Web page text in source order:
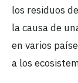
los residuos
la causa de
en varios
a los